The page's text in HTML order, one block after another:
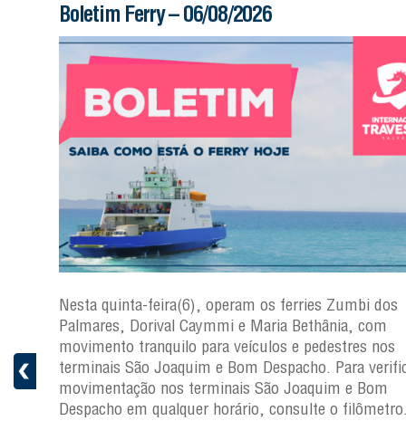
Boletim Ferry – 06/08/2026
Nesta quinta-feira(6), operam os ferries Zumbi dos
Palmares, Dorival Caymmi e Maria Bethânia, com
movimento tranquilo para veículos e pedestres nos
terminais São Joaquim e Bom Despacho. Para
movimentação nos terminais São Joaquim e Bom
Despacho em qualquer horário, consulte o